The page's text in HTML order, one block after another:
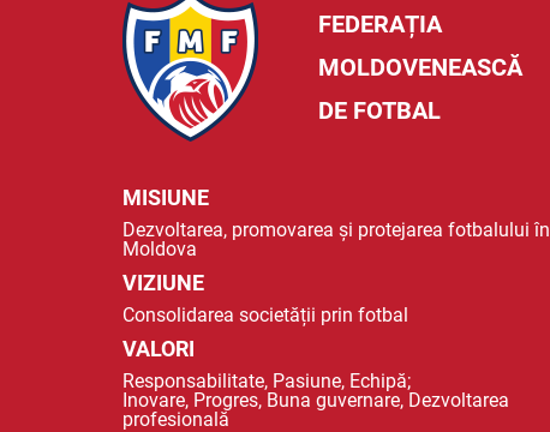
FEDERAȚIA
MOLDOVENEASCĂ
DE FOTBAL
MISIUNE
Dezvoltarea, promovarea și protejarea fotbalului în
Moldova
VIZIUNE
Consolidarea societății prin fotbal
VALORI
Responsabilitate, Pasiune, Echipă;
Inovare, Progres, Buna guvernare, Dezvoltarea
profesională